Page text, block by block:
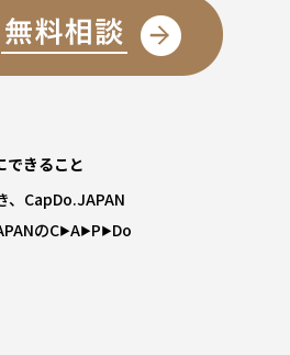
できること
、CapDo.JAPAN
のC▶︎A▶︎P▶︎Do